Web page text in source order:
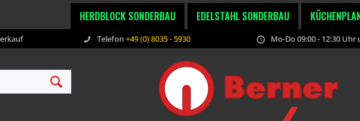
HERDBLOCK SONDERBAU EDELSTAHL SONDERBAU
Telefon +49 (0) 8035 - 5930 Mo-Do 09:00 - 12:30 Uhr